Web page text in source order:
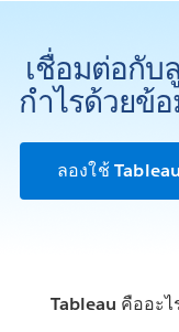
เชื่อมต่อกับ
กำไรด้วยข้
ลองใช้
Tableau คืออะไ